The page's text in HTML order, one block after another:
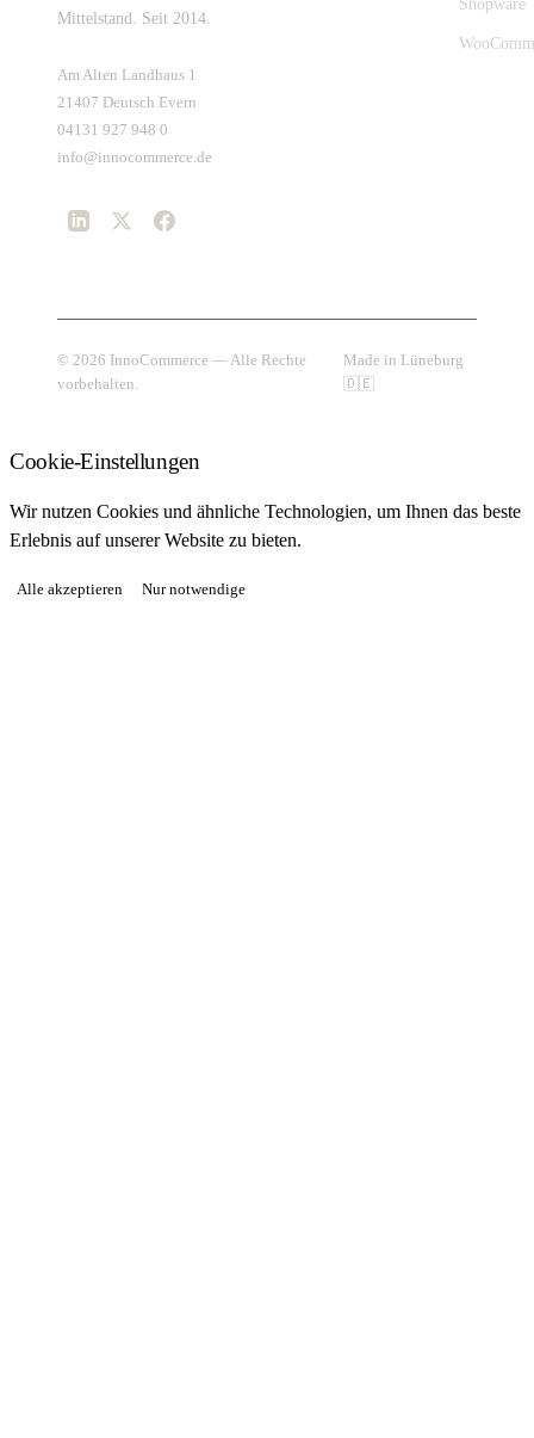
Mittelstand. Seit 2014.
Am Alten Landhaus 1
21407 Deutsch Evern
04131 927 948 0
info@innocommerce.de
Shopware
© 2026 InnoCommerce — Alle Rechte
vorbehalten.
Made in Lüneburg
🇩🇪
Cookie-Einstellungen
Wir nutzen Cookies und ähnliche Technologien, um Ihnen das beste
Erlebnis auf unserer Website zu bieten.
Alle akzeptieren Nur notwendige